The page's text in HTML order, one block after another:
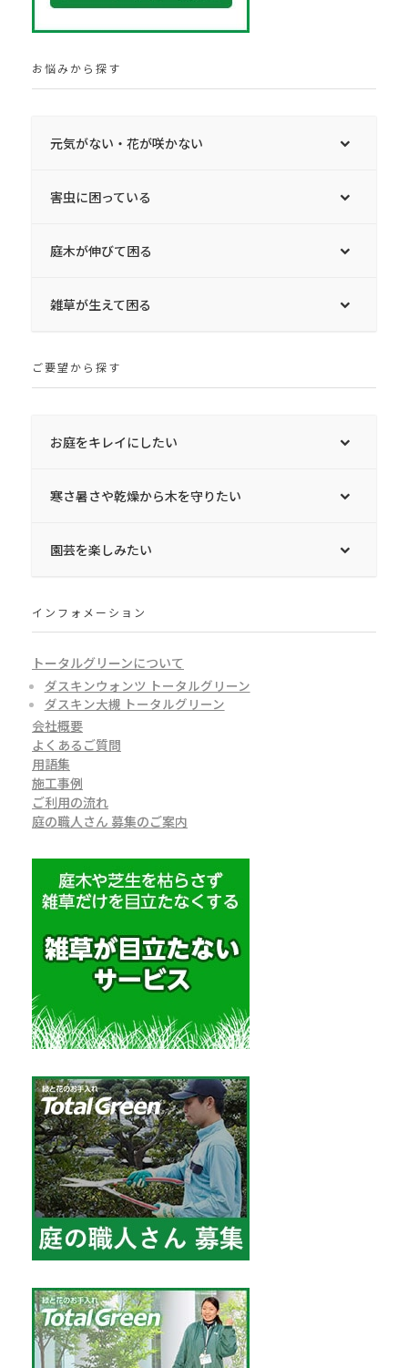
お悩みから探す
元気がない・花が咲かない
害虫に困っている
庭木が伸びて困る
雑草が生えて困る
ご要望から探す
お庭をキレイにしたい
寒さ暑さや乾燥から木を守りたい
園芸を楽しみたい
インフォメーション
トータルグリーンについて
ダスキンウォンツ トータルグリーン
ダスキン大槻 トータルグリーン
会社概要
よくあるご質問
用語集
施工事例
ご利用の流れ
庭の職人さん 募集のご案内